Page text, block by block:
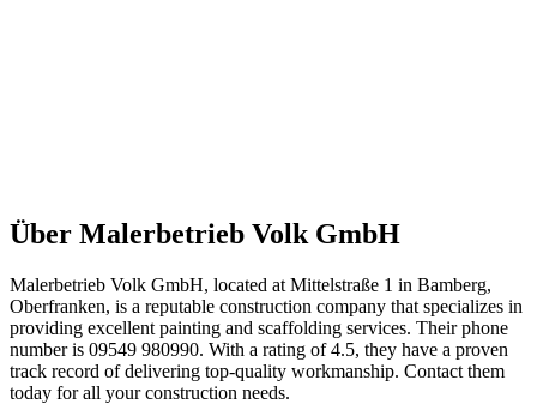
Über Malerbetrieb Volk GmbH
Malerbetrieb Volk GmbH, located at Mittelstraße 1 in Bamberg,
Oberfranken, is a reputable construction company that specializes in
providing excellent painting and scaffolding services. Their phone
number is 09549 980990. With a rating of 4.5, they have a proven
track record of delivering top-quality workmanship. Contact them
today for all your construction needs.